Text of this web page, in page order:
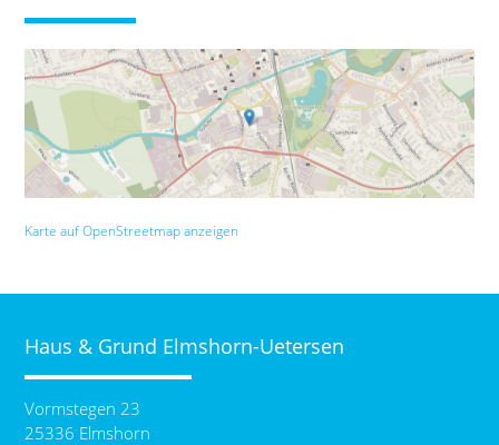
Karte auf OpenStreetmap anzeigen
Haus & Grund Elmshorn-Uetersen
Vormstegen 23
25336 Elmshorn